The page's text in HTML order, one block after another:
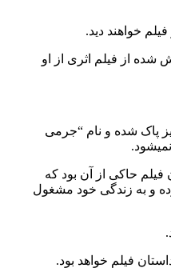
خواهند دید.
شده از فیلم اثری از او
پاک شده و نام “جرمی
حاکی از آن بود که
و به زندگی خود مشغول
فیلم خواهد بود.